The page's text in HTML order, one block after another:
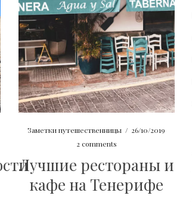
Заметки путешественницы / 26/10/2019
2 comments
Лучшие рестораны и
кафе на Тенерифе